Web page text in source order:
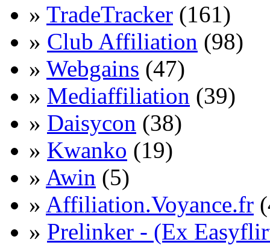
» TradeTracker (161)
» Club Affiliation (98)
» Webgains (47)
» Mediaffiliation (39)
» Daisycon (38)
» Kwanko (19)
» Awin (5)
» Affiliation.Voyance.fr
» Prelinker - (Ex